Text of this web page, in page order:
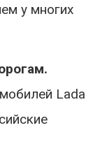
у многих
Lada